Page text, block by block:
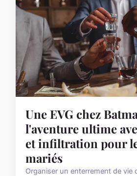
Une EVG chez
l'aventure ultime
et infiltration pour
mariés
Organiser un enterrement de vie